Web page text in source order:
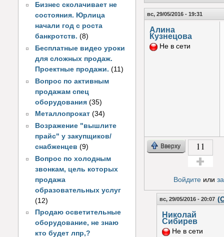
Бизнес сколачивает не
состояния. Юрлица
начали год с роста
банкротств. (8)
Бесплатные видео уроки
для сложных продаж.
Проектные продажи. (11)
Вопрос по активным
продажам спец
оборудования (35)
Металлопрокат (34)
Возражение "вышлите
прайс" у закупщиков/
снабженцев (9)
Вопрос по холодным
звонкам, цель которых
продажа
образовательных услуг
(12)
Продаю осветительные
оборудование, не знаю
кто будет лпр,?
вс, 29/05/2016 - 19:31
Алина
Кузнецова
Не в сети
Вверху 11
Войдитеили
вс, 29/05/2016 - 20:07
Николай
Сибирев
Не в сети